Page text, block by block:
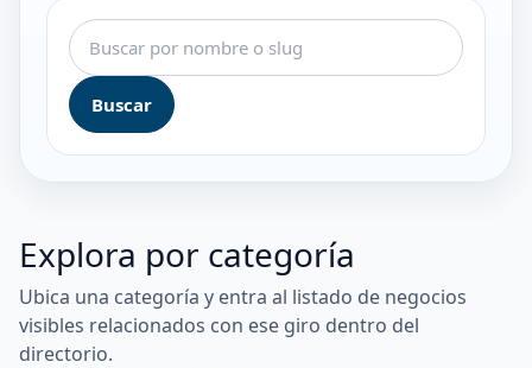
Buscar
Explora por categoría
Ubica una categoría y entra al listado de negocios
visibles relacionados con ese giro dentro del
directorio.